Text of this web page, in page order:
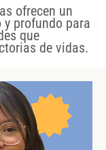
ofrecen un
profundo para
que
de vidas.